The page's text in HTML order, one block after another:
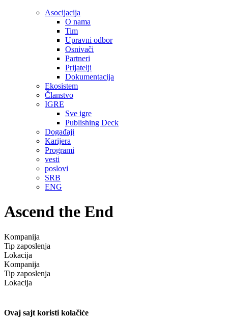
Asocijacija
O nama
Tim
Upravni odbor
Osnivači
Partneri
Prijatelji
Dokumentacija
Ekosistem
Članstvo
IGRE
Sve igre
Publishing Deck
Događaji
Karijera
Programi
vesti
poslovi
SRB
ENG
Ascend the End
Kompanija
Tip zaposlenja
Lokacija
Kompanija
Tip zaposlenja
Lokacija
Ovaj sajt koristi kolačiće